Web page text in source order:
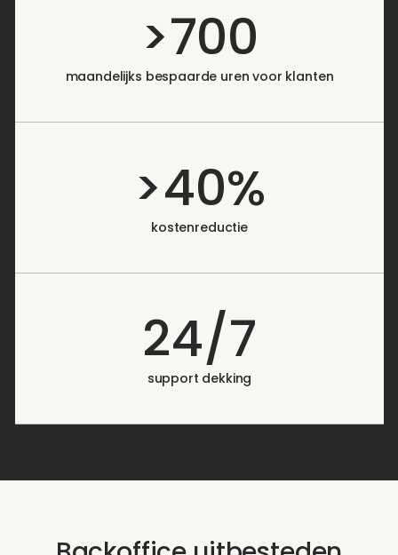
>700
maandelijks bespaarde uren voor klanten
>40%
kostenreductie
24/7
support dekking